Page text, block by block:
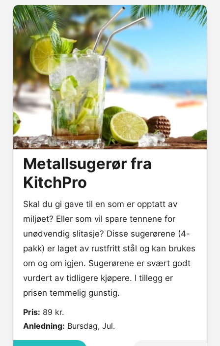
Metallsugerør fra
KitchPro
Skal du gi gave til en som er opptatt av
miljøet? Eller som vil spare tennene for
unødvendig slitasje? Disse sugerørene (4-
pakk) er laget av rustfritt stål og kan brukes
om og om igjen. Sugerørene er svært godt
vurdert av tidligere kjøpere. I tillegg er
prisen temmelig gunstig.
Pris: 89 kr.
Anledning: Bursdag, Jul.